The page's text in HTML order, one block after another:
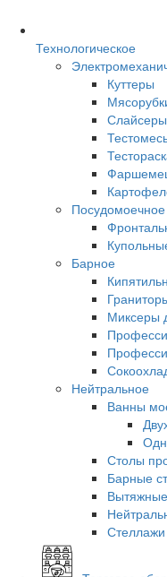
Технологическое
Куттеры
Слайсеры
Посудомоечное
Барное
Миксеры
Нейтральное
Ванны
Столы
Барные